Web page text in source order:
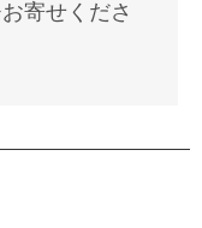
寄せくださ